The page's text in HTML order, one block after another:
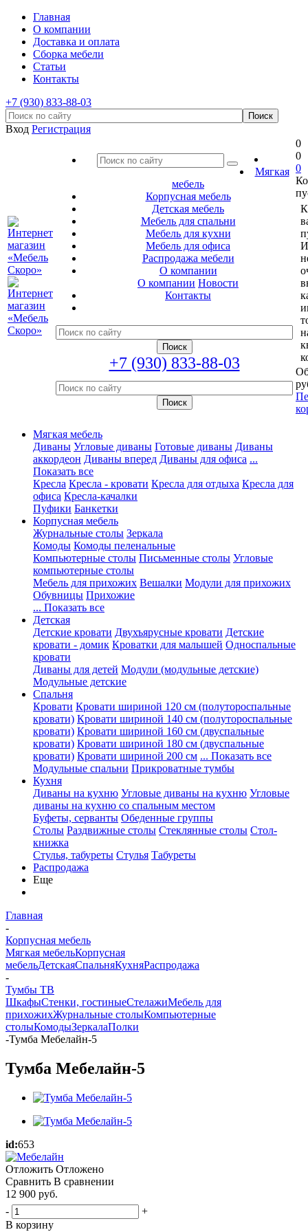
Главная
О компании
Доставка и оплата
Сборка мебели
Статьи
Контакты
+7 (930) 833-88-03
Вход Регистрация
Мягкая
мебель
Корпусная мебель
Детская мебель
Мебель для спальни
Мебель для кухни
Мебель для офиса
Распродажа мебели
О компании
О компании Новости
Контакты
+7 (930) 833-88-03
0
0
0
Мягкая мебель
Диваны Угловые диваны Готовые диваны Диваны
аккордеон Диваны вперед Диваны для офиса ...
Показать все
Кресла Кресла - кровати Кресла для отдыха Кресла для
офиса Кресла-качалки
Пуфики Банкетки
Корпусная мебель
Журнальные столы Зеркала
Комоды Комоды пеленальные
Компьютерные столы Письменные столы Угловые
компьютерные столы
Мебель для прихожих Вешалки Модули для прихожих
Обувницы Прихожие
... Показать все
Детская
Детские кровати Двухъярусные кровати Детские
кровати - домик Кроватки для малышей Односпальные
кровати
Диваны для детей Модули (модульные детские)
Модульные детские
Спальня
Кровати Кровати шириной 120 см (полутороспальные
кровати) Кровати шириной 140 см (полутороспальные
кровати) Кровати шириной 160 см (двуспальные
кровати) Кровати шириной 180 см (двуспальные
кровати) Кровати шириной 200 см ... Показать все
Модульные спальни Прикроватные тумбы
Кухня
Диваны на кухню Угловые диваны на кухню Угловые
диваны на кухню со спальным местом
Буфеты, серванты Обеденные группы
Столы Раздвижные столы Стеклянные столы Стол-
книжка
Стулья, табуреты Стулья Табуреты
Распродажа
Еще
Главная
-
Корпусная мебель
Мягкая мебельКорпусная
мебельДетскаяСпальняКухняРаспродажа
-
Тумбы ТВ
ШкафыСтенки, гостиныеСтелажиМебель для
прихожихЖурнальные столыКомпьютерные
столыКомодыЗеркалаПолки
-Тумба Мебелайн-5
Тумба Мебелайн-5
id:653
Отложить Отложено
Сравнить В сравнении
12 900 руб.
-
+
В корзину